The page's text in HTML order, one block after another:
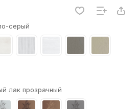
серый
лак прозрачный